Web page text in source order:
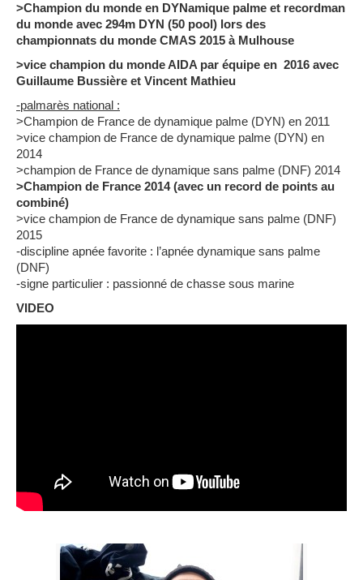
>Champion du monde en DYNamique palme et recordman
du monde avec 294m DYN (50 pool) lors des
championnats du monde CMAS 2015 à Mulhouse
>vice champion du monde AIDA par équipe en 2016 avec
Guillaume Bussière et Vincent Mathieu
-palmarès national :
>Champion de France de dynamique palme (DYN) en 2011
>vice champion de France de dynamique palme (DYN) en
2014
>champion de France de dynamique sans palme (DNF) 2014
>Champion de France 2014 (avec un record de points au
combiné)
>vice champion de France de dynamique sans palme (DNF)
2015
-discipline apnée favorite : l’apnée dynamique sans palme
(DNF)
-signe particulier : passionné de chasse sous marine
VIDEO